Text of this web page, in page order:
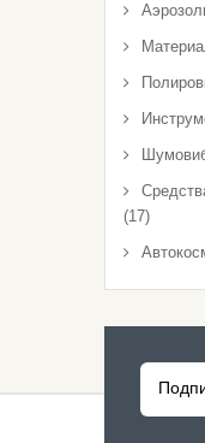
Защиты
Ткани
(17)